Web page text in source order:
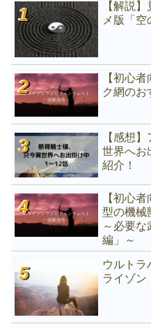
【解説
メ版「空
【初心
ク網のお
【感想
世界へお
紹介！
【初心
型の機械
～必要
編」～
ウルトラ
ライゾン